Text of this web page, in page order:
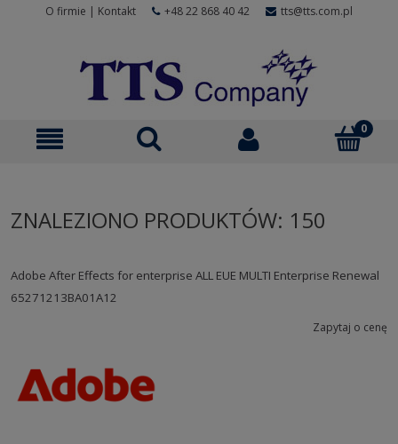
O firmie | Kontakt +48 22 868 40 42 tts@tts.com.pl
ZNALEZIONO PRODUKTÓW: 150
Adobe After Effects for enterprise ALL EUE MULTI Enterprise Renewal
65271213BA01A12
Zapytaj o cenę